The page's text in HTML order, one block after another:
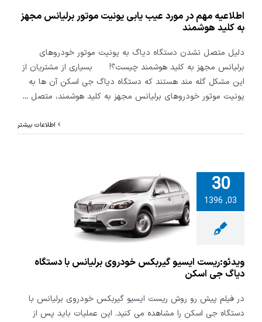
اطلاعیه مهم در مورد عیب یابی یونیت موتور برلیانس مجهز
به کلید هوشمند
دلیل متصل نشدن دستگاه دیاگ به یونیت موتور خودروهای
برلیانس مجهز به کلید هوشمند چیست؟! بسیاری از مشتریان از
این مشکل گله مند هستند که دستگاه دیاگ جی اسکن آن ها به
یونیت موتور خودروهای برلیانس مجهز به کلید هوشمند، متصل ...
اطلاعات بیشتر
30
03, 1396
ایسیو
خودروی
با دستگاه
جی اسکن
ویدئو:ریست ایسیو گیربکس خودروی برلیانس با دستگاه
دیاگ جی اسکن
در فیلم پیش رو روش ریست ایسیو گیربکس خودروی برلیانس با
دستگاه جی اسکن را مشاهده می کنید. این عملیات باید پس از